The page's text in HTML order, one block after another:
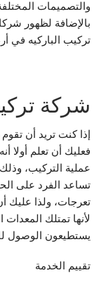
والتصميمات
بالإضافة لظهور
تركيب الباركيه
شركة
إذا كنت تريد أن
فعليك أن تعلم
عملية التركيب،
تساعد الفرد على
تعرجات، ولذا عليك
لأنها تمتلك المعدات
يستطيعون الوصول
تقييم الخدمة